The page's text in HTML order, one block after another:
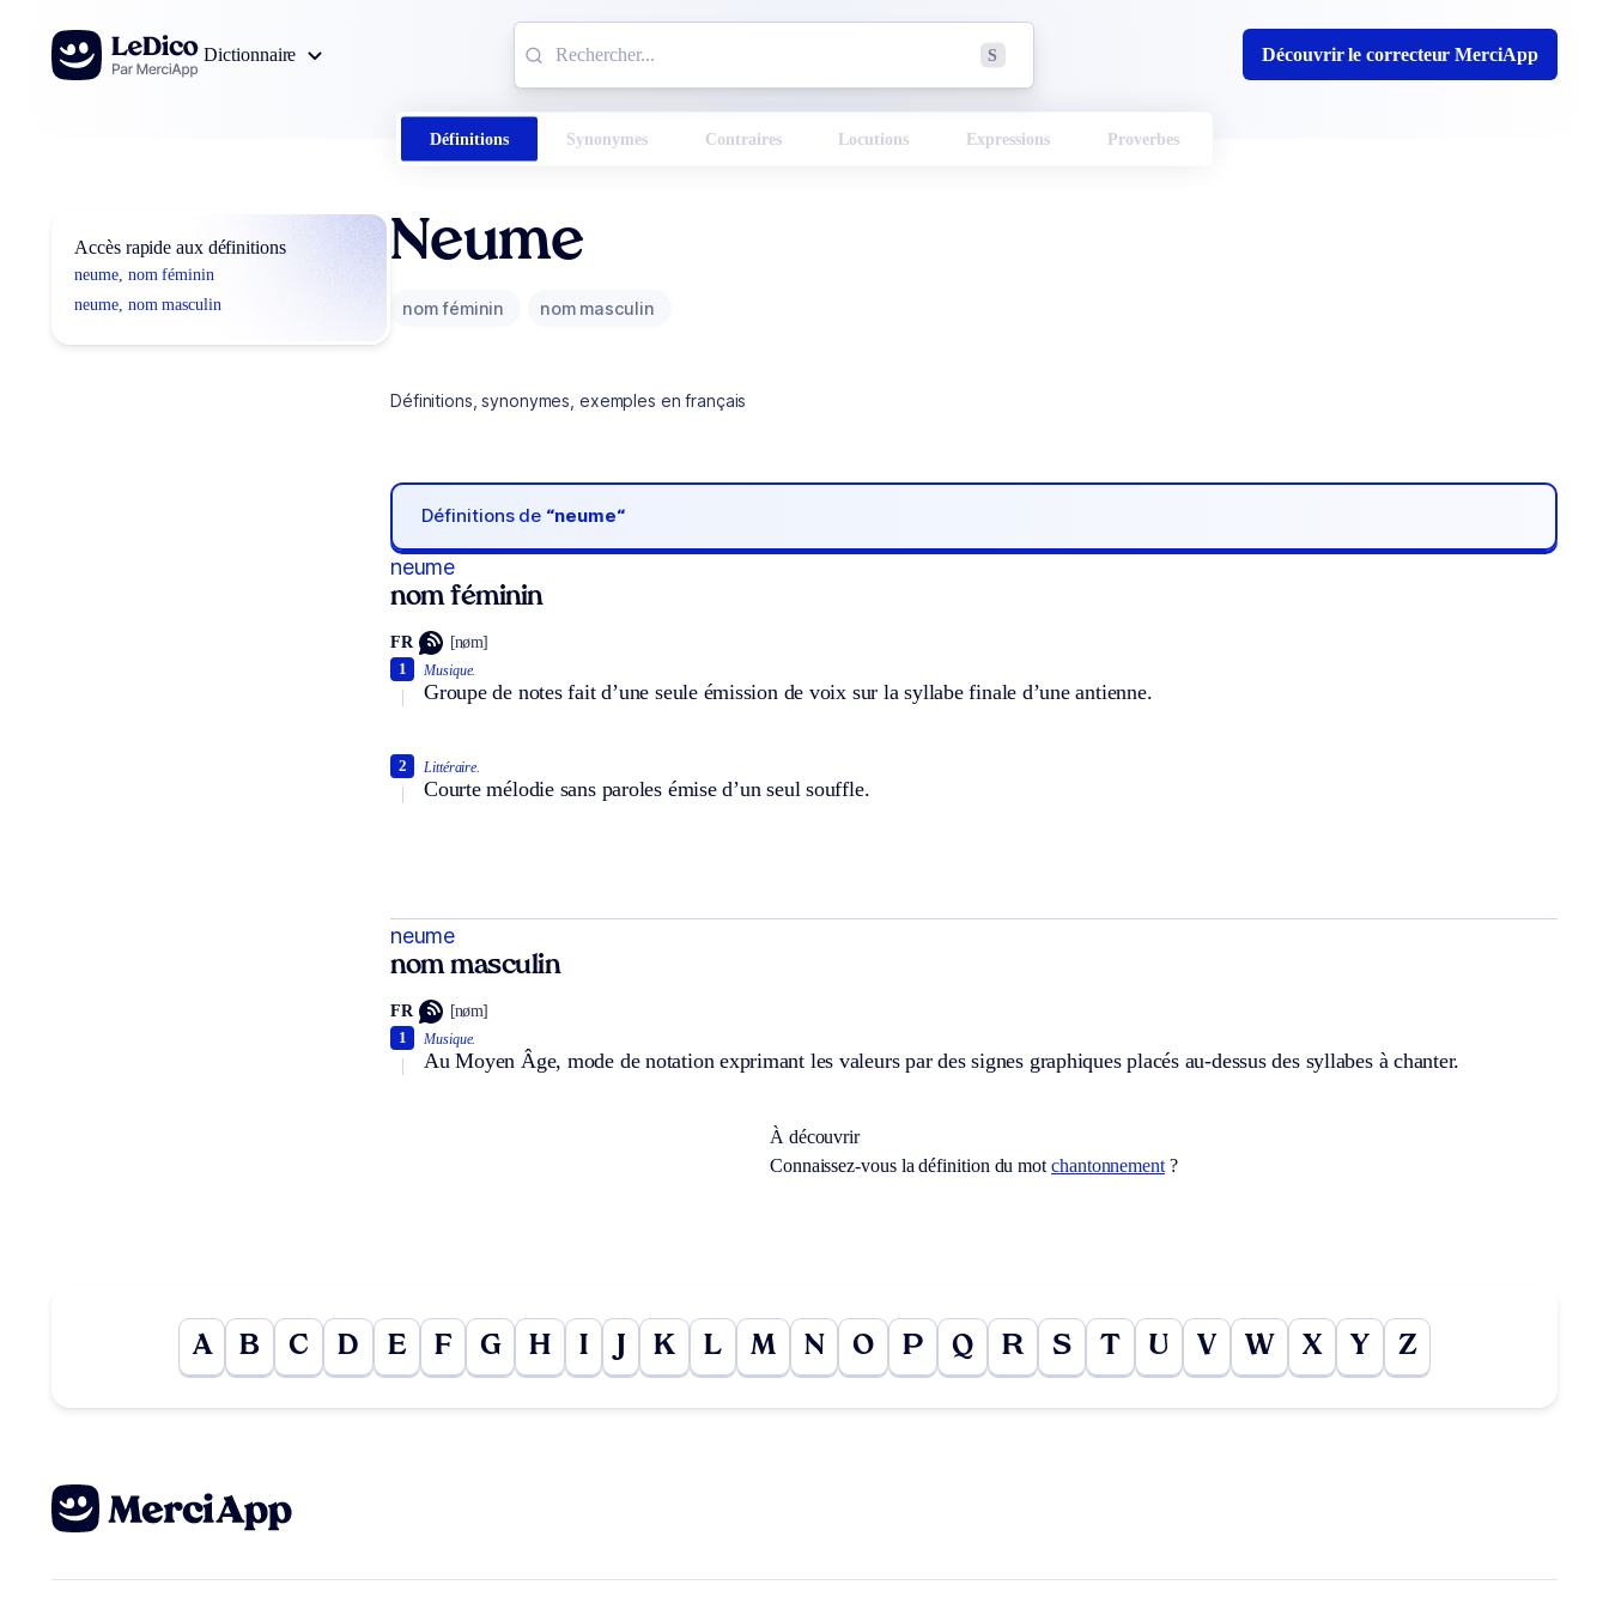
Aller au contenu
Dictionnaire
S Découvrir le correcteur MerciApp
Définitions Synonymes Contraires Locutions Expressions Proverbes
Accès rapide aux définitions
neume, nom féminin
neume, nom masculin
Neume
nom féminin nom masculin
Définitions, synonymes, exemples en français
Définitions de “neume“
neume
nom féminin
FR [nøm]
Musique.
Groupe de notes fait d’une seule émission de voix sur la syllabe finale d’une antienne.
1
Littéraire.
Courte mélodie sans paroles émise d’un seul souffle.
2
neume
nom masculin
FR [nøm]
Musique.
Au Moyen Âge, mode de notation exprimant les valeurs par des signes graphiques placés au-dessus des syllabes à chanter.
1
À découvrir
Connaissez-vous la définition du mot chantonnement?
A B C D E F G H I K L M N O P Q R S T U V W X Y Z